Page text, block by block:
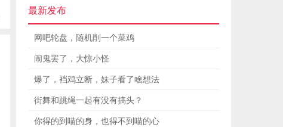
最新发布
网吧轮盘，随机削一个菜鸡
闹鬼罢了，大惊小怪
爆了，裆鸡立断，妹子看了啥想法
街舞和跳绳一起有没有搞头？
你得的到喵的身，也得不到喵的心